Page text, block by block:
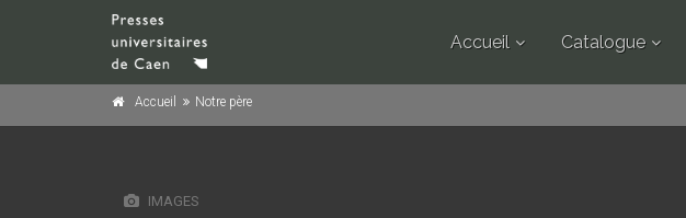
Accueil Catalogue
Accueil Notre père
IMAGES